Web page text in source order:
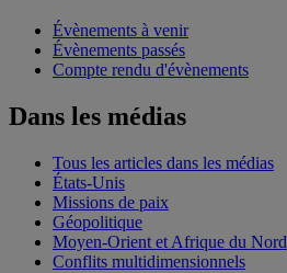
Évènements à venir
Évènements passés
Compte rendu d'évènements
Dans les médias
Tous les articles dans les médias
États-Unis
Missions de paix
Géopolitique
Moyen-Orient et Afrique du Nord
Conflits multidimensionnels